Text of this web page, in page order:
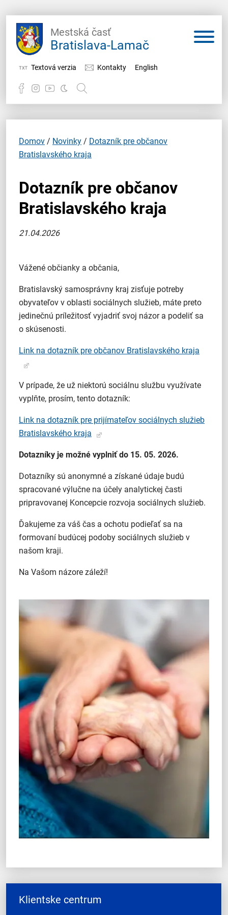
Mestská časť
Bratislava-Lamač
Textová verzia Kontakty English
Samospráva
Miestny úrad
O Lamači
Domov / Novinky / Dotazník pre občanov
Bratislavského kraja
Dotazník pre občanov
Bratislavského kraja
21.04.2026
Vážené občianky a občania,
Bratislavský samosprávny kraj zisťuje potreby
obyvateľov v oblasti sociálnych služieb, máte preto
jedinečnú príležitosť vyjadriť svoj názor a podeliť sa
o skúsenosti.
Link na dotazník pre občanov Bratislavského kraja
V prípade, že už niektorú sociálnu službu využívate
vyplňte, prosím, tento dotazník:
Link na dotazník pre prijímateľov sociálnych služieb
Bratislavského kraja
Dotazníky je možné vyplniť do 15. 05. 2026.
Dotazníky sú anonymné a získané údaje budú
spracované výlučne na účely analytickej časti
pripravovanej Koncepcie rozvoja sociálnych služieb.
Ďakujeme za váš čas a ochotu podieľať sa na
formovaní budúcej podoby sociálnych služieb v
našom kraji.
Na Vašom názore záleží!
Klientske centrum